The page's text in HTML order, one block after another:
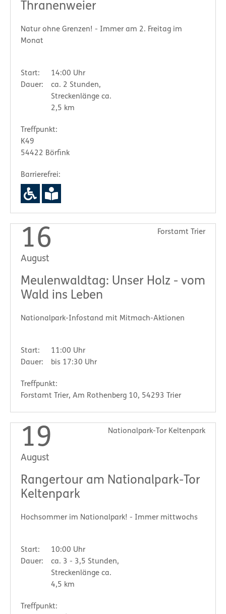
Thranenweier
Natur ohne Grenzen! - Immer am 2. Freitag im
Monat
Start:
14:00 Uhr
Dauer:
ca. 2 Stunden,
Streckenlänge ca.
2,5 km
Treffpunkt:
K49
54422 Börfink
Barrierefrei:
16
August
Forstamt Trier
Meulenwaldtag: Unser Holz - vom
Wald ins Leben
Nationalpark-Infostand mit Mitmach-Aktionen
Start:
11:00 Uhr
Dauer:
bis 17:30 Uhr
Treffpunkt:
Forstamt Trier, Am Rothenberg 10, 54293 Trier
19
August
Nationalpark-Tor Keltenpark
Rangertour am Nationalpark-Tor
Keltenpark
Hochsommer im Nationalpark! - Immer mittwochs
Start:
10:00 Uhr
Dauer:
ca. 3 - 3,5 Stunden,
Streckenlänge ca.
4,5 km
Treffpunkt: